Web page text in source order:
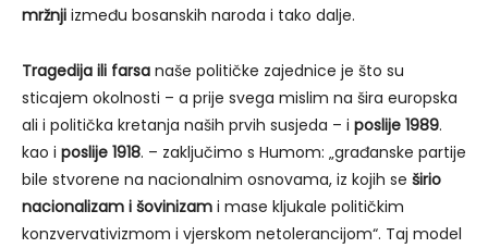
mržnji između bosanskih naroda i tako dalje.
Tragedija ili farsa naše političke zajednice je što su
sticajem okolnosti – a prije svega mislim na šira europska
ali i politička kretanja naših prvih susjeda – i poslije 1989.
kao i poslije 1918. – zaključimo s Humom: „građanske partije
bile stvorene na nacionalnim osnovama, iz kojih se širio
nacionalizam i šovinizam i mase kljukale političkim
konzvervativizmom i vjerskom netolerancijom“. Taj model